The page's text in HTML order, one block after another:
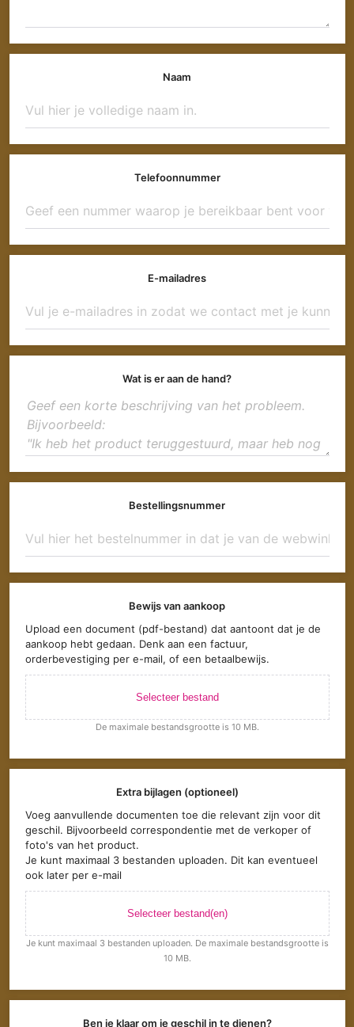
Naam
Telefoonnummer
E-mailadres
Wat is er aan de hand?
Bestellingsnummer
Bewijs van aankoop
Upload een document (pdf-bestand) dat aantoont dat je de
aankoop hebt gedaan. Denk aan een factuur,
orderbevestiging per e-mail, of een betaalbewijs.
Selecteer bestand
De maximale bestandsgrootte is 10 MB.
Extra bijlagen (optioneel)
Voeg aanvullende documenten toe die relevant zijn voor dit
geschil. Bijvoorbeeld correspondentie met de verkoper of
foto's van het product.
Je kunt maximaal 3 bestanden uploaden. Dit kan eventueel
ook later per e-mail
Selecteer bestand(en)
Je kunt maximaal 3 bestanden uploaden. De maximale bestandsgrootte is
10 MB.
Ben je klaar om je geschil in te dienen?